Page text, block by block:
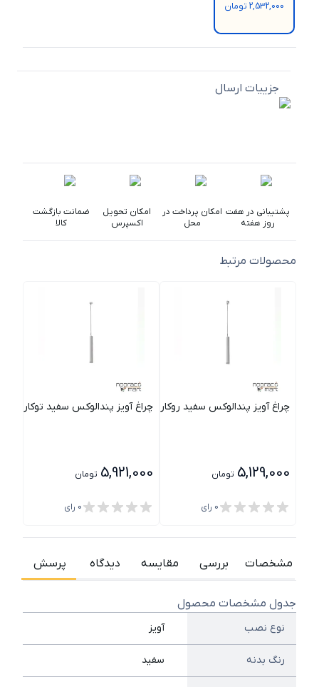
2,532,000 تومان
جزییات ارسال
پشتیبانی در هفت
روز هفته
امکان پرداخت در
محل
امکان تحویل
اکسپرس
ضمانت بازگشت
کالا
محصولات مرتبط
چراغ آویز پندالوکس سفید روکار با ماژول برق مستقیم ارتفاع 45 سانتی متری 6 وات مازی نور
5,129,000 تومان
0 رای
چراغ آویز پندالوکس سفید توکار با ماژول برق مستقیم
5,921,000 تومان
0 رای
مشخصات بررسی مقایسه دیدگاه پرسش
جدول مشخصات محصول
نوع نصب آویز
رنگ بدنه سفید